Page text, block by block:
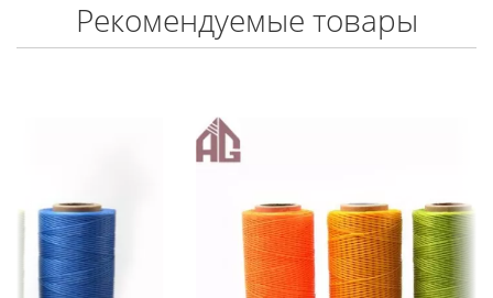
Рекомендуемые товары